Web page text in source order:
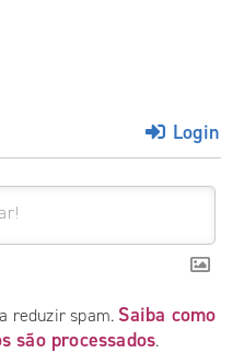
Login
reduzir spam. Saiba como
são processados.